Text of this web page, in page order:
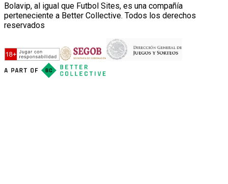
Bolavip, al igual que Futbol Sites, es una compañía
perteneciente a Better Collective. Todos los derechos
reservados